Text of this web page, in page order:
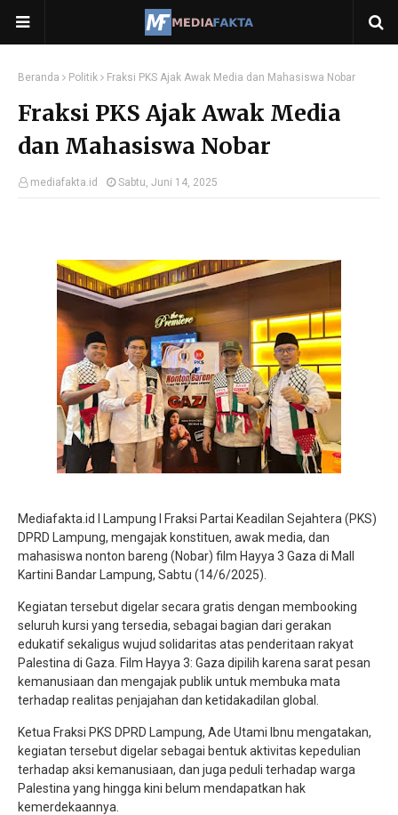
Beranda Politik Fraksi PKS Ajak Awak Media dan Mahasiswa Nobar
Fraksi PKS Ajak Awak Media
dan Mahasiswa Nobar
mediafakta.id Sabtu, Juni 14, 2025
Mediafakta.id l Lampung l Fraksi Partai Keadilan Sejahtera (PKS)
DPRD Lampung, mengajak konstituen, awak media, dan
mahasiswa nonton bareng (Nobar) film Hayya 3 Gaza di Mall
Kartini Bandar Lampung, Sabtu (14/6/2025).
Kegiatan tersebut digelar secara gratis dengan membooking
seluruh kursi yang tersedia, sebagai bagian dari gerakan
edukatif sekaligus wujud solidaritas atas penderitaan rakyat
Palestina di Gaza. Film Hayya 3: Gaza dipilih karena sarat pesan
kemanusiaan dan mengajak publik untuk membuka mata
terhadap realitas penjajahan dan ketidakadilan global.
Ketua Fraksi PKS DPRD Lampung, Ade Utami Ibnu mengatakan,
kegiatan tersebut digelar sebagai bentuk aktivitas kepedulian
terhadap aksi kemanusiaan, dan juga peduli terhadap warga
Palestina yang hingga kini belum mendapatkan hak
kemerdekaannya.